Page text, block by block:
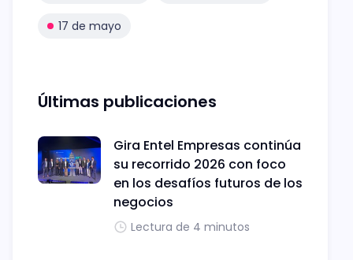
17 de mayo
Últimas publicaciones
Gira Entel Empresas continúa
su recorrido 2026 con foco
en los desafíos futuros de los
negocios
Lectura de 4 minutos